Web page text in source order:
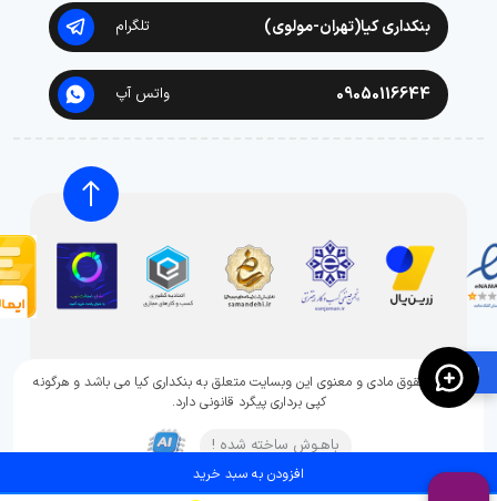
🛍️
بنکداری کیا(تهران-مولوی) تلگرام
09050116644 واتس آپ
تمامی حقوق مادی و معنوی این وبسایت متعلق به بنکداری کیا می باشد و هرگونه
کپی برداری پیگرد قانونی دارد.
باهـوش ساخته شده !
افزودن به سبد خرید